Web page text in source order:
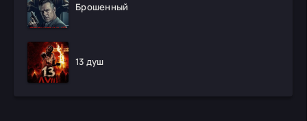
Брошенный
13 душ